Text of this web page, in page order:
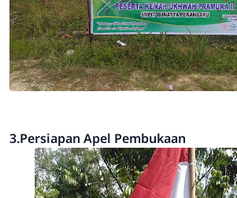
3.Persiapan Apel Pembukaan